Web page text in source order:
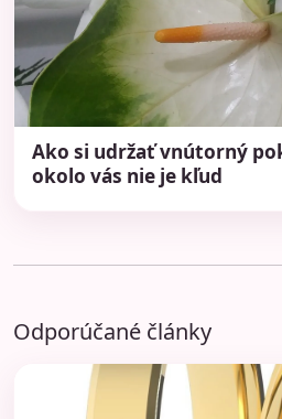
Ako si udržať vnútorný
okolo vás nie je kľud
Odporúčané články